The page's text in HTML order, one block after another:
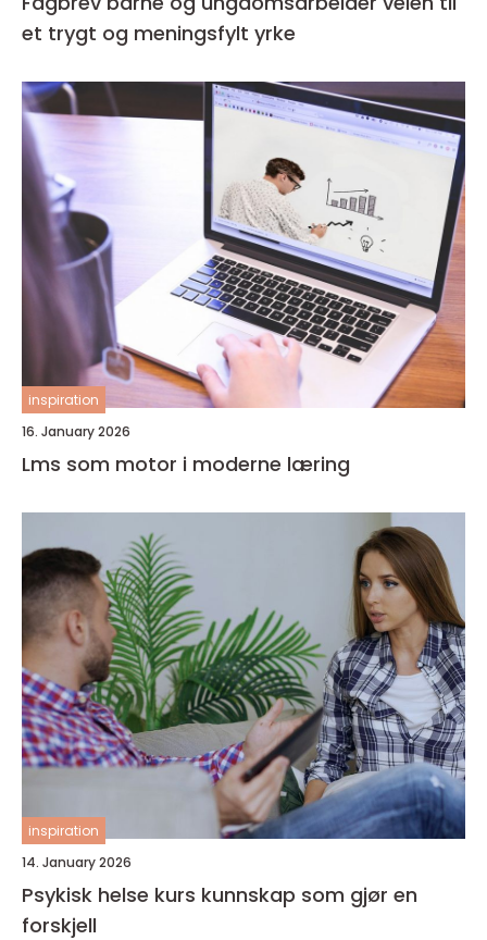
et trygt og meningsfylt yrke
inspiration
16. January 2026
Lms som motor i moderne læring
inspiration
14. January 2026
Psykisk helse kurs kunnskap som gjør en
forskjell